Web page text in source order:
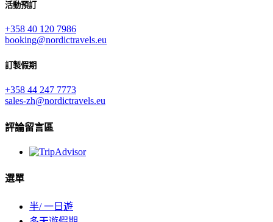
活動預訂
+358 40 120 7986
booking@nordictravels.eu
訂製假期
+358 44 247 7773
sales-zh@nordictravels.eu
評論留言區
選單
半/ 一日遊